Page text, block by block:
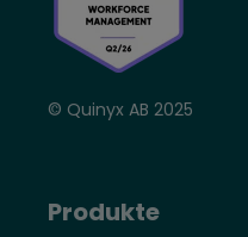
© Quinyx AB 2025
Produkte